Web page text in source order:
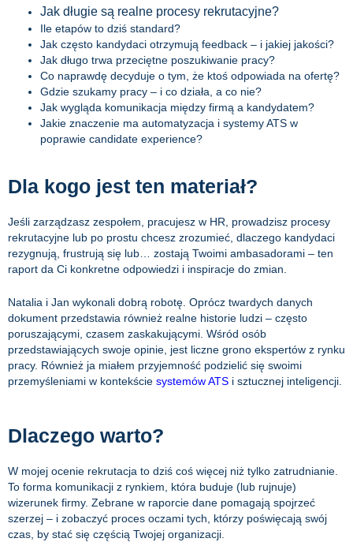
Jak długie są realne procesy rekrutacyjne?
Ile etapów to dziś standard?
Jak często kandydaci otrzymują feedback – i jakiej jakości?
Jak długo trwa przeciętne poszukiwanie pracy?
Co naprawdę decyduje o tym, że ktoś odpowiada na ofertę?
Gdzie szukamy pracy – i co działa, a co nie?
Jak wygląda komunikacja między firmą a kandydatem?
Jakie znaczenie ma automatyzacja i systemy ATS w
poprawie candidate experience?
Dla kogo jest ten materiał?
Jeśli zarządzasz zespołem, pracujesz w HR, prowadzisz procesy
rekrutacyjne lub po prostu chcesz zrozumieć, dlaczego kandydaci
rezygnują, frustrują się lub… zostają Twoimi ambasadorami – ten
raport da Ci konkretne odpowiedzi i inspiracje do zmian.
Natalia i Jan wykonali dobrą robotę. Oprócz twardych danych
dokument przedstawia również realne historie ludzi – często
poruszającymi, czasem zaskakującymi. Wśród osób
przedstawiających swoje opinie, jest liczne grono ekspertów z rynku
pracy. Również ja miałem przyjemność podzielić się swoimi
przemyśleniami w kontekście systemów ATS i sztucznej inteligencji.
Dlaczego warto?
W mojej ocenie rekrutacja to dziś coś więcej niż tylko zatrudnianie.
To forma komunikacji z rynkiem, która buduje (lub rujnuje)
wizerunek firmy. Zebrane w raporcie dane pomagają spojrzeć
szerzej – i zobaczyć proces oczami tych, którzy poświęcają swój
czas, by stać się częścią Twojej organizacji.